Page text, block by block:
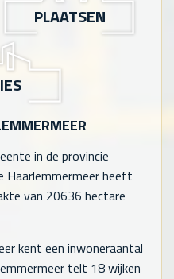
PLAATSEN
in de provincie
Haarlemmermeer heeft
van 20636 hectare
kent een inwoneraantal
telt 18wijken